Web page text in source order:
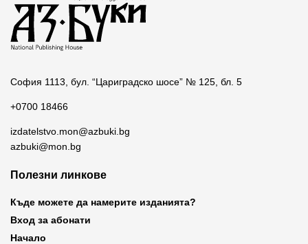
София 1113, бул. “Цариградско шосе” № 125, бл. 5
+0700 18466
izdatelstvo.mon@azbuki.bg
azbuki@mon.bg
Полезни линкове
Къде можете да намерите изданията?
Вход за абонати
Начало